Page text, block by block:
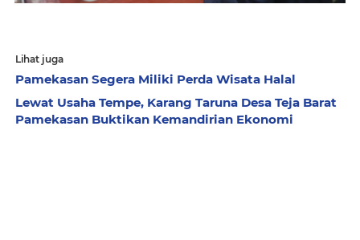
Lihat juga
Pamekasan Segera Miliki Perda Wisata Halal
Lewat Usaha Tempe, Karang Taruna Desa Teja Barat
Pamekasan Buktikan Kemandirian Ekonomi